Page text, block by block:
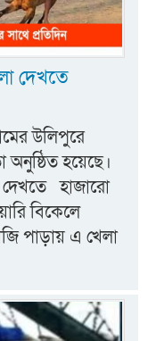
দেখতে
উলিপুরে
অনুষ্ঠিত হয়েছে।
দেখতে হাজারো
বিকেলে
পাড়ায় এ খেলা